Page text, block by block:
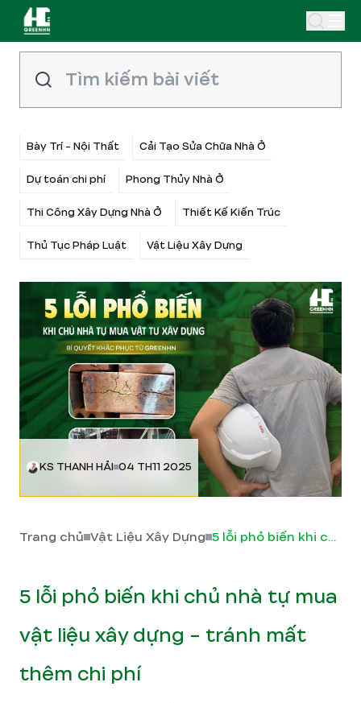
Bày Trí - Nội Thất Cải Tạo Sửa Chữa Nhà Ở
Dự toán chi phí Phong Thủy Nhà Ở
Thi Công Xây Dựng Nhà Ở Thiết Kế Kiến Trúc
Thủ Tục Pháp Luật Vật Liệu Xây Dựng
KS THANH HẢI 04 TH11 2025
Trang chủ Vật Liệu Xây Dựng 5 lỗi phỏ biến khi chủ nhà tự mua vật liệu xây dựng - tránh mất thêm chi phí
5 lỗi phỏ biến khi chủ nhà tự mua
vật liệu xây dựng - tránh mất
thêm chi phí